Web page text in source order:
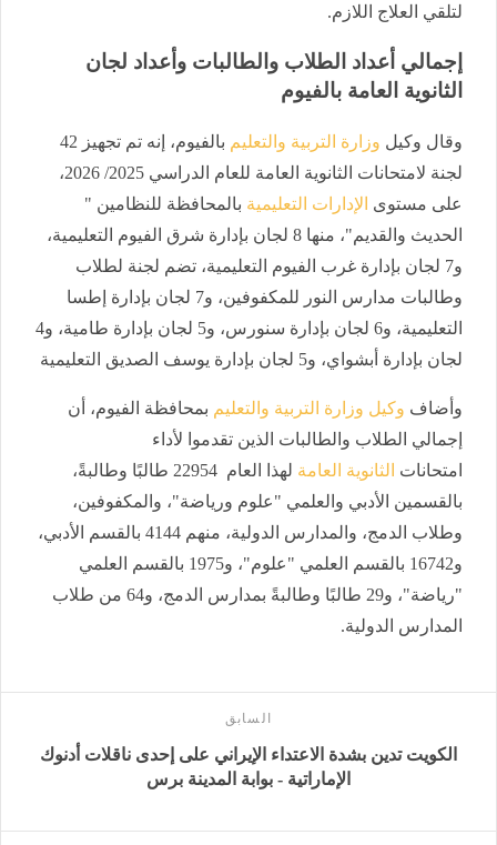
لتلقي العلاج اللازم.
إجمالي أعداد الطلاب والطالبات وأعداد لجان
الثانوية العامة بالفيوم
وقال وكيل وزارة التربية والتعليم
بالفيوم، إنه تم تجهيز 42
لجنة لامتحانات الثانوية العامة للعام الدراسي 2025/ 2026،
على مستوى الإدارات التعليمية بالمحافظة للنظامين "
الحديث والقديم"، منها 8 لجان بإدارة شرق الفيوم التعليمية،
و7 لجان بإدارة غرب الفيوم التعليمية، تضم لجنة لطلاب
وطالبات مدارس النور للمكفوفين، و7 لجان بإدارة إطسا
التعليمية، و6 لجان بإدارة سنورس، و5 لجان بإدارة طامية، و4
لجان بإدارة أبشواي، و5 لجان بإدارة يوسف الصديق التعليمية
وأضاف وكيل وزارة التربية والتعليم بمحافظة الفيوم، أن
إجمالي الطلاب والطالبات الذين تقدموا لأداء
امتحانات الثانوية العامة
لهذا العام 22954 طالبًا وطالبةً،
بالقسمين الأدبي والعلمي "علوم ورياضة"، والمكفوفين،
وطلاب الدمج، والمدارس الدولية، منهم 4144 بالقسم الأدبي،
و16742 بالقسم العلمي "علوم"، و1975 بالقسم العلمي
"رياضة"، و29 طالبًا وطالبةً بمدارس الدمج، و64 من طلاب
المدارس الدولية.
السابق
الكويت تدين بشدة الاعتداء الإيراني على إحدى ناقلات أدنوك
الإماراتية - بوابة المدينة برس